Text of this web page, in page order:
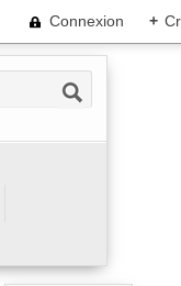
Connexion +